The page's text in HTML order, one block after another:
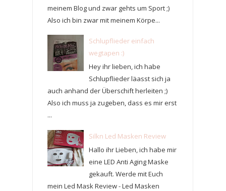
meinem Blog und zwar gehts um Sport ;)
Also ich bin zwar mit meinem Körpe...
Schlupflieder einfach
wegtapen :)
Hey ihr lieben, ich habe
Schlupflieder läasst sich ja
auch anhand der Überschift herleiten ;)
Also ich muss ja zugeben, dass es mir erst
...
Silkn Led Masken Review
Hallo ihr Lieben, ich habe mir
eine LED Anti Aging Maske
gekauft. Werde mit Euch
mein Led Mask Review - Led Masken